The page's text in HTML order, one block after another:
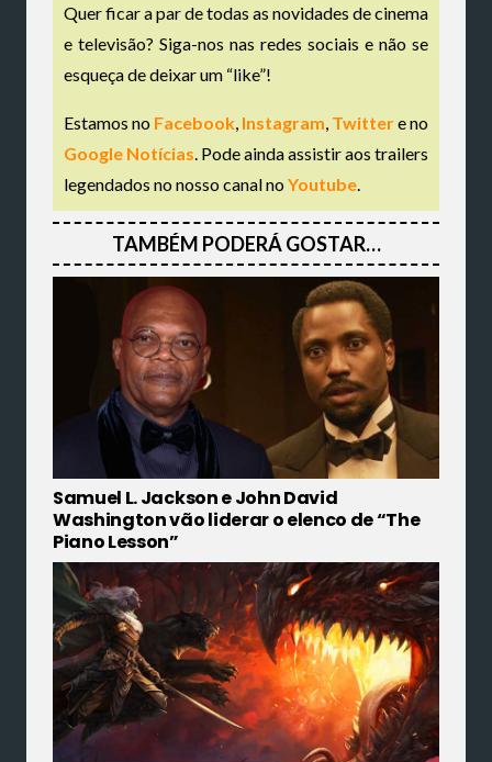
Quer ficar a par de todas as novidades de cinema
e televisão? Siga-nos nas redes sociais e não se
esqueça de deixar um “like”!
Estamos no Facebook Instagram Twittere no
Google Notícias . Pode ainda assistir aos trailers
legendados no nosso canal noYoutube
TAMBÉM PODERÁ GOSTAR…
Samuel L. Jackson e John David
Washington vão liderar o elenco de “The
Piano Lesson”